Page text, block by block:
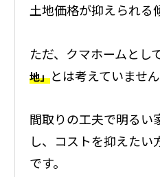
土地価格が抑えられる
ただ、クマホームとし
地」とは考えていません
間取りの工夫で明るい
し、コストを抑えた
です。